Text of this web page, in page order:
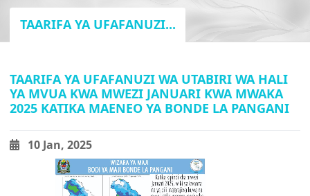
TAARIFA YA UFAFANUZI...
TAARIFA YA UFAFANUZI WA UTABIRI WA HALI
YA MVUA KWA MWEZI JANUARI KWA MWAKA
2025 KATIKA MAENEO YA BONDE LA PANGANI
10 Jan, 2025